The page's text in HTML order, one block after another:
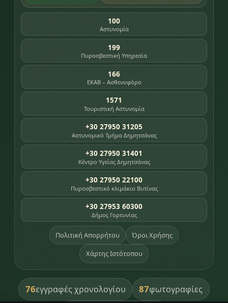
100
Αστυνομία
199
Πυροσβεστική Υπηρεσία
166
ΕΚΑΒ – Ασθενοφόρο
1571
Τουριστική Αστυνομία
+30 27950 31205
Αστυνομικό Τμήμα Δημητσάνας
+30 27950 31401
Κέντρο Υγείας Δημητσάνας
+30 27950 22100
Πυροσβεστικό κλιμάκιο Βυτίνας
+30 27953 60300
Δήμος Γορτυνίας
Πολιτική Απορρήτου Όροι Χρήσης
Χάρτης Ιστότοπου
76εγγραφές χρονολογίου 87φωτογραφίες